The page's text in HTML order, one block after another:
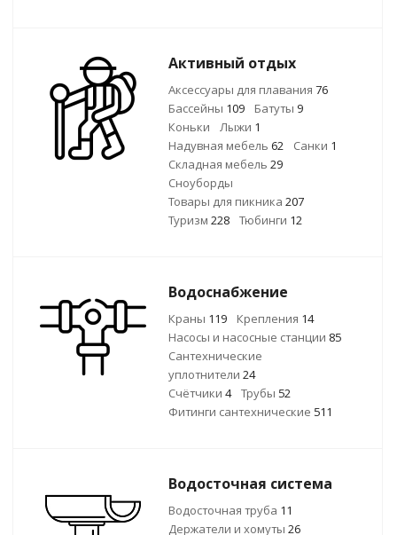
Активный отдых
Аксессуары для плавания 76
Бассейны 109 Батуты 9
Коньки
Лыжи 1
Надувная мебель 62 Санки 1
Складная мебель 29
Сноуборды
Товары для пикника 207
Туризм 228 Тюбинги 12
Водоснабжение
Краны 119 Крепления 14
Насосы и насосные станции 85
Сантехнические
уплотнители 24
Счётчики 4 Трубы 52
Фитинги сантехнические 511
Водосточная система
Водосточная труба 11
Держатели и хомуты 26